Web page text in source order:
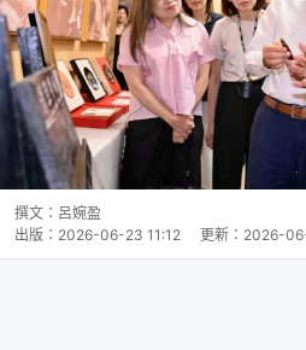
撰文： 呂婉盈
出版： 2026-06-23 11:12 更新： 2026-